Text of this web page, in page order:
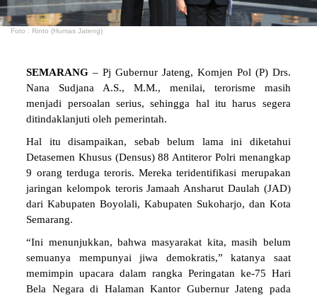
Foto : Rinto (Humas Jateng)
SEMARANG – Pj Gubernur Jateng, Komjen Pol (P) Drs.
Nana Sudjana A.S., M.M., menilai, terorisme masih
menjadi persoalan serius, sehingga hal itu harus segera
ditindaklanjuti oleh pemerintah.
Hal itu disampaikan, sebab belum lama ini diketahui
Detasemen Khusus (Densus) 88 Antiteror Polri menangkap
9 orang terduga teroris. Mereka teridentifikasi merupakan
jaringan kelompok teroris Jamaah Ansharut Daulah (JAD)
dari Kabupaten Boyolali, Kabupaten Sukoharjo, dan Kota
Semarang.
“Ini menunjukkan, bahwa masyarakat kita, masih belum
semuanya mempunyai jiwa demokratis,” katanya saat
memimpin upacara dalam rangka Peringatan ke-75 Hari
Bela Negara di Halaman Kantor Gubernur Jateng pada